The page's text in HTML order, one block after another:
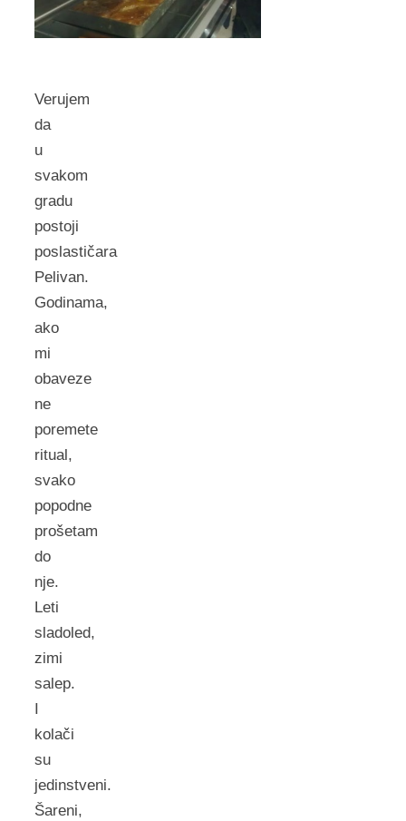
Verujem
da
u
svakom
gradu
postoji
poslastičara
Pelivan.
Godinama,
ako
mi
obaveze
ne
poremete
ritual,
svako
popodne
prošetam
do
nje.
Leti
sladoled,
zimi
salep.
kolači
su
jedinstveni.
Šareni,